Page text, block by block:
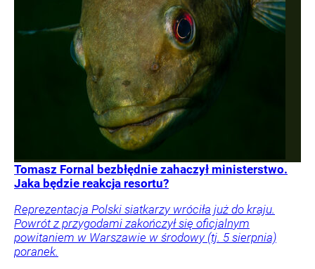
Tomasz Fornal bezbłędnie zahaczył ministerstwo.
Jaka będzie reakcja resortu?
Reprezentacja Polski siatkarzy wróciła już do kraju.
Powrót z przygodami zakończył się oficjalnym
powitaniem w Warszawie w środowy (tj. 5 sierpnia)
poranek.